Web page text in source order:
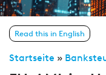
Read this in English
Startseite »